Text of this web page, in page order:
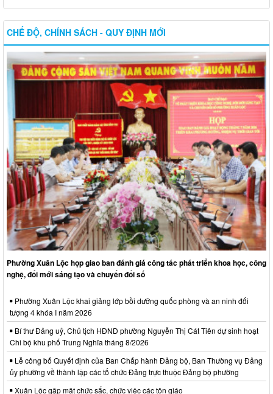
CHẾ ĐỘ, CHÍNH SÁCH - QUY ĐỊNH MỚI
Phường Xuân Lộc họp giao ban đánh giá công tác phát triển khoa học, công
nghệ, đổi mới sáng tạo và chuyển đổi số
Phường Xuân Lộc khai giảng lớp bồi dưỡng quốc phòng và an ninh đối
tượng 4 khóa I năm 2026
Bí thư Đảng uỷ, Chủ tịch HĐND phường Nguyễn Thị Cát Tiên dự sinh hoạt
Chi bộ khu phố Trung Nghĩa tháng 8/2026
Lễ công bố Quyết định của Ban Chấp hành Đảng bộ, Ban Thường vụ Đảng
ủy phường về thành lập các tổ chức Đảng trực thuộc Đảng bộ phường
Xuân Lộc gặp mặt chức sắc, chức việc các tôn giáo